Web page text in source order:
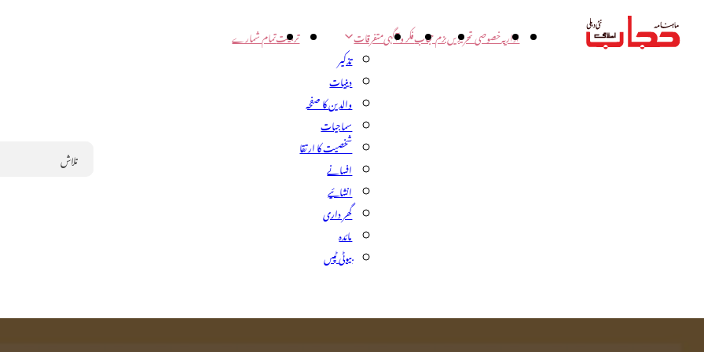
اداریہخصوصی تحریریںبزم حجابفکر و آگہیمتفرقات
تذکیر
دینیات
والدین کا صفحہ
سماجیات
شخصیت کا ارتقا
افسانے
انشائیے
گھر داری
مائدہ
بیوٹی ٹپس
تربیتتمام شمارے
Search